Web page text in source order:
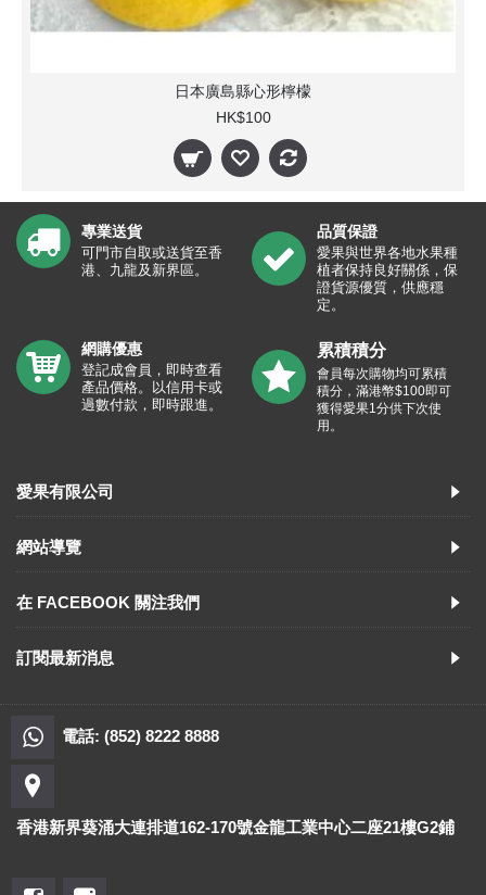
日本廣島縣心形檸檬
HK$100
專業送貨
可門市自取或送貨至香
港、九龍及新界區。
品質保證
愛果與世界各地水果種
植者保持良好關係，保
證貨源優質，供應穩
定。
網購優惠
登記成會員，即時查看
產品價格。以信用卡或
過數付款，即時跟進。
累積積分
會員每次購物均可累積
積分，滿港幣$100即可
獲得愛果1分供下次使
用。
愛果有限公司
網站導覽
在 FACEBOOK 關注我們
訂閱最新消息
電話: (852) 8222 8888
香港新界葵涌大連排道162-170號金龍工業中心二座21樓G2鋪